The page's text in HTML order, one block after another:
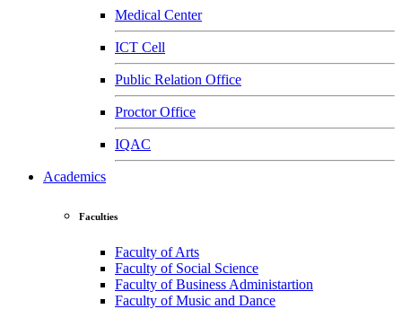
Medical Center
ICT Cell
Public Relation Office
Proctor Office
IQAC
Academics
Faculties
Faculty of Arts
Faculty of Social Science
Faculty of Business Administartion
Faculty of Music and Dance